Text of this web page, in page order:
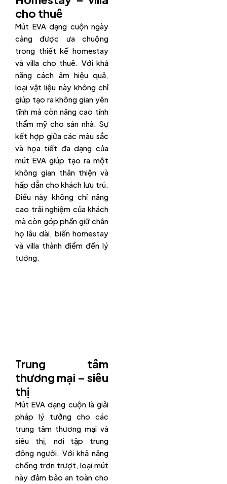
cho thuê
Mút EVA dạng cuộn ngày
càng được ưa chuộng
trong thiết kế homestay
và villa cho thuê. Với khả
năng cách âm hiệu quả,
loại vật liệu này không chỉ
giúp tạo ra không gian yên
tĩnh mà còn nâng cao tính
thẩm mỹ cho sàn nhà. Sự
kết hợp giữa các màu sắc
và họa tiết đa dạng của
mút EVA giúp tạo ra một
không gian thân thiện và
hấp dẫn cho khách lưu trú.
Điều này không chỉ nâng
cao trải nghiệm của khách
mà còn góp phần giữ chân
họ lâu dài, biến homestay
và villa thành điểm đến lý
tưởng.
Trung tâm
thương mại – siêu
thị
Mút EVA dạng cuộn là giải
pháp lý tưởng cho các
trung tâm thương mại và
siêu thị, nơi tập trung
đông người. Với khả năng
chống trơn trượt, loại mút
này đảm bảo an toàn cho